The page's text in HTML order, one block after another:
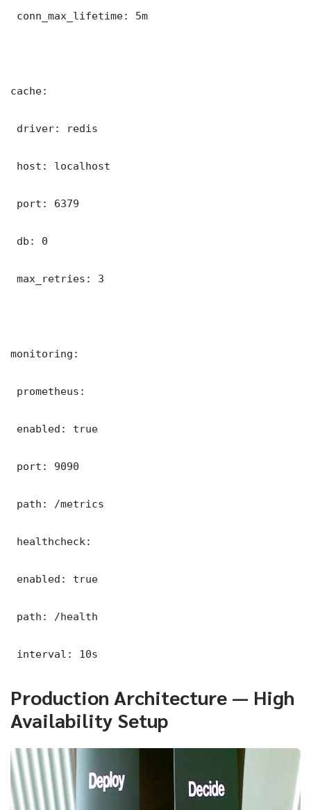
conn_max_lifetime: 5m
cache:
driver: redis
host: localhost
port: 6379
db: 0
max_retries: 3
monitoring:
prometheus:
enabled: true
port: 9090
path: /metrics
healthcheck:
enabled: true
path: /health
interval: 10s
Production Architecture — High
Availability Setup